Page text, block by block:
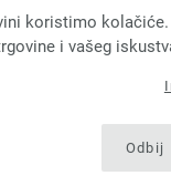
SHIPPING TO
USA -
koristimo
i vašeg
Odbij
Baby Uni/
Djevicavuna Merino
za dostavu, Osnovna